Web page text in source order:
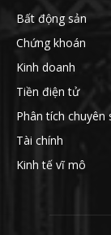
Bất động sản
Chứng khoán
Kinh doanh
Tiền điện tử
Phân tích chuyên
Tài chính
Kinh tế vĩ mô